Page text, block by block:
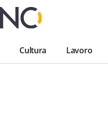
Cultura Lavoro